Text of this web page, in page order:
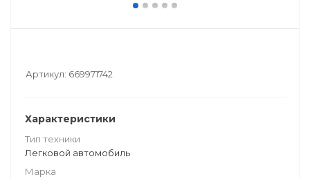
Артикул: 669971742
Характеристики
Тип техники
Легковой автомобиль
Марка